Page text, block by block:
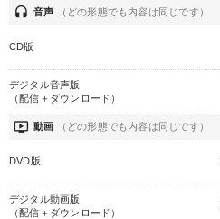
headset 音声 （どの形態でも内容は同じです）
CD版
デジタル音声版
（配信＋ダウンロード）
ondemand_video 動画 （どの形態でも内容は同じです）
DVD版
デジタル動画版
（配信＋ダウンロード）